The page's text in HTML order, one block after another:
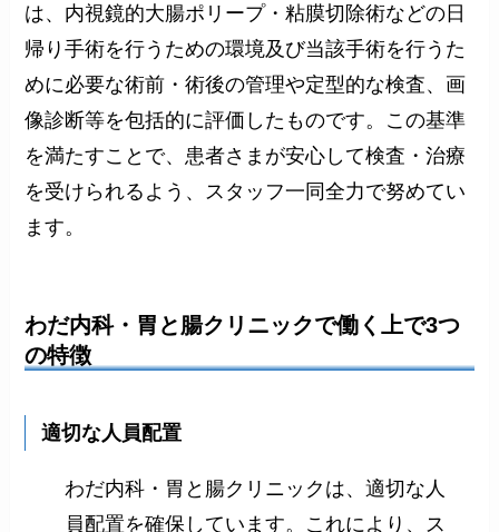
は、内視鏡的大腸ポリープ・粘膜切除術などの日
帰り手術を行うための環境及び当該手術を行うた
めに必要な術前・術後の管理や定型的な検査、画
像診断等を包括的に評価したものです。この基準
を満たすことで、患者さまが安心して検査・治療
を受けられるよう、スタッフ一同全力で努めてい
ます。
わだ内科・胃と腸クリニックで働く上で3つ
の特徴
適切な人員配置
わだ内科・胃と腸クリニックは、適切な人
員配置を確保しています。これにより、ス